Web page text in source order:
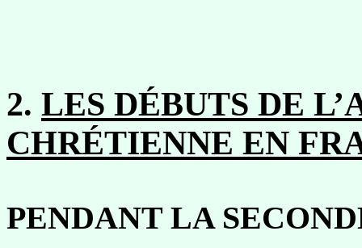
2. LES DÉBUTS DE
CHRÉTIENNE EN
PENDANT LA